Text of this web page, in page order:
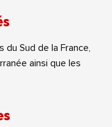
Sud de la France,
ainsi que les